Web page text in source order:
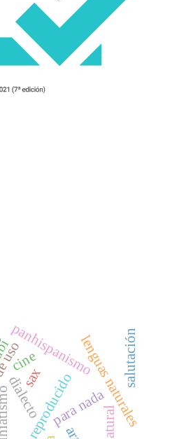
dialecto para nadalenguas naturales
panhispanismo
cine
sax salutación